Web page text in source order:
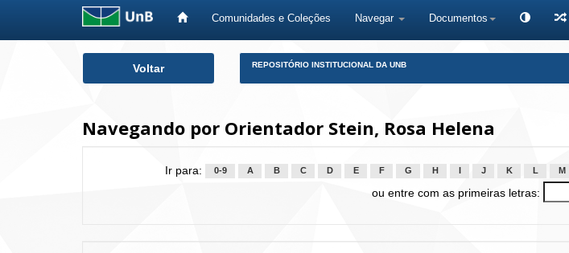
Comunidades e Coleções Navegar Documentos
Voltar REPOSITÓRIO INSTITUCIONAL DA UNB
Navegando por Orientador Stein, Rosa Helena
Ir para: 0-9 A B C D E F G H J K L M
ou entre com as primeiras letras: